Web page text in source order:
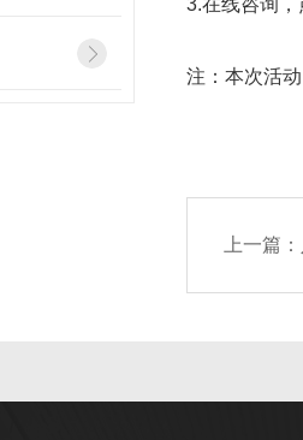
3.在线咨询，
注：本次活
上一篇：